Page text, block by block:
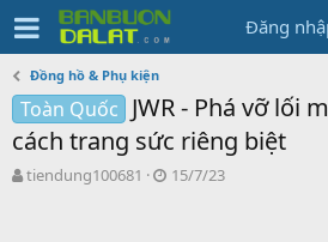
Đăng
Đồng hồ & Phụ kiện
Toàn Quốc JWR - Phá vỡ lối
cách trang sức riêng biệt
N
tiendung100681
N
15/7/23